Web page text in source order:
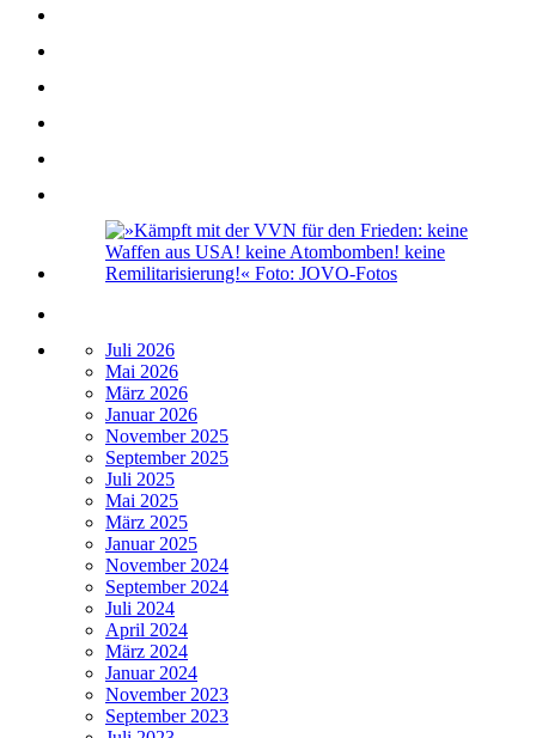
Juli 2026
Mai 2026
März 2026
Januar 2026
November 2025
September 2025
Juli 2025
Mai 2025
März 2025
Januar 2025
November 2024
September 2024
Juli 2024
April 2024
März 2024
Januar 2024
November 2023
September 2023